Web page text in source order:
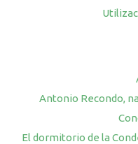
Antonio Recondo,
El dormitorio de la